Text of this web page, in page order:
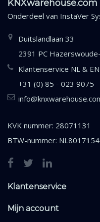
KNXwarehouse.com
Onderdeel van InstaVer
Duitslandlaan 33
2391 PC
Klantenservice NL &
+31 (0) 85 - 023 9075
KVK nummer: 28071131
BTW-nummer:
Klantenservice
Mijn account